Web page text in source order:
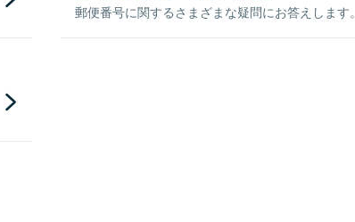
郵便番号に関するさまざまな疑問にお答えします。